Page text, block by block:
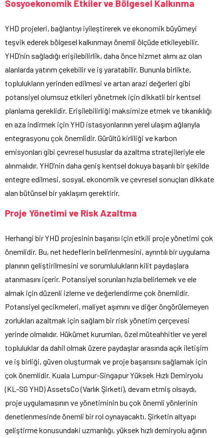
Sosyoekonomik Etkiler ve Bölgesel Kalkınma
YHD projeleri, bağlantıyı iyileştirerek ve ekonomik büyümeyi
teşvik ederek bölgesel kalkınmayı önemli ölçüde etkileyebilir.
YHD’nin sağladığı erişilebilirlik, daha önce hizmet alımı az olan
alanlarda yatırım çekebilir ve iş yaratabilir. Bununla birlikte,
toplulukların yerinden edilmesi ve artan arazi değerleri gibi
potansiyel olumsuz etkileri yönetmek için dikkatli bir kentsel
planlama gereklidir. Erişilebilirliği maksimize etmek ve tıkanıklığı
en aza indirmek için YHD istasyonlarının yerel ulaşım ağlarıyla
entegrasyonu çok önemlidir. Gürültü kirliliği ve karbon
emisyonları gibi çevresel hususlar da azaltma stratejileriyle ele
alınmalıdır. YHD’nin daha geniş kentsel dokuya başarılı bir şekilde
entegre edilmesi, sosyal, ekonomik ve çevresel sonuçları dikkate
alan bütünsel bir yaklaşım gerektirir.
Proje Yönetimi ve Risk Azaltma
Herhangi bir YHD projesinin başarısı için etkili proje yönetimi çok
önemlidir. Bu, net hedeflerin belirlenmesini, ayrıntılı bir uygulama
planının geliştirilmesini ve sorumlulukların kilit paydaşlara
atanmasını içerir. Potansiyel sorunları hızla belirlemek ve ele
almak için düzenli izleme ve değerlendirme çok önemlidir.
Potansiyel gecikmeleri, maliyet aşımını ve diğer öngörülemeyen
zorlukları azaltmak için sağlam bir risk yönetim çerçevesi
yerinde olmalıdır. Hükümet kurumları, özel müteahhitler ve yerel
topluluklar da dahil olmak üzere paydaşlar arasında açık iletişim
ve iş birliği, güven oluşturmak ve proje başarısını sağlamak için
çok önemlidir. Kuala Lumpur-Singapur Yüksek Hızlı Demiryolu
(KL-SG YHD) AssetsCo (Varlık Şirketi), devam etmiş olsaydı,
proje uygulamasının ve yönetiminin bu çok önemli yönlerinin
denetlenmesinde önemli bir rol oynayacaktı. Şirketin altyapı
geliştirme konusundaki uzmanlığı, yüksek hızlı demiryolu ağının